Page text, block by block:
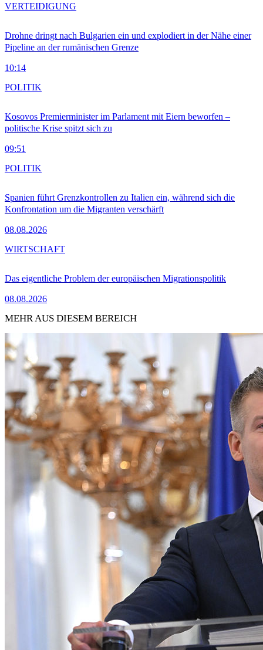
Drohne dringt nach Bulgarien ein und explodiert in der Nähe einer
Pipeline an der rumänischen Grenze
10:14
VERTEIDIGUNG
Kosovos Premierminister im Parlament mit Eiern beworfen –
politische Krise spitzt sich zu
09:51
POLITIK
Spanien führt Grenzkontrollen zu Italien ein, während sich die
Konfrontation um die Migranten verschärft
08.08.2026
POLITIK
Das eigentliche Problem der europäischen Migrationspolitik
08.08.2026
WIRTSCHAFT
MEHR AUS DIESEM BEREICH